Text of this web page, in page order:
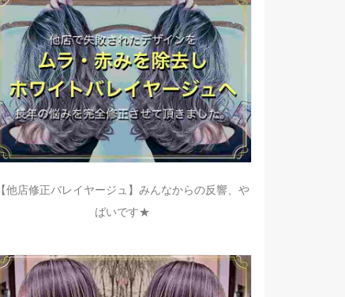
【他店修正バレイヤージュ】みんなからの反響、や
ばいです★